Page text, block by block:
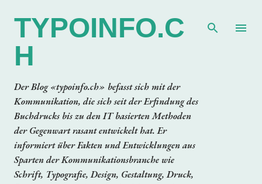
TYPOINFO.C
H
Der Blog «typoinfo.ch» befasst sich mit der
Kommunikation, die sich seit der Erfindung des
Buchdrucks bis zu den IT basierten Methoden
der Gegenwart rasant entwickelt hat. Er
informiert über Fakten und Entwicklungen aus
Sparten der Kommunikationsbranche wie
Schrift, Typografie, Design, Gestaltung, Druck,